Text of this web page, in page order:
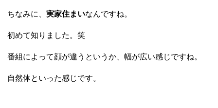
ちなみに、 実家住まいなんですね。
初めて知りました。笑
番組によって顔が違うというか、幅が広い感じですね。
自然体といった感じです。